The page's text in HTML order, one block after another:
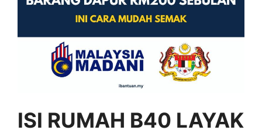
ISI RUMAH B40 LAYAK